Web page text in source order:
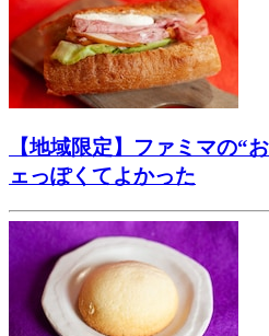
【地域限定】ファミマの“
ェっぽくてよかった